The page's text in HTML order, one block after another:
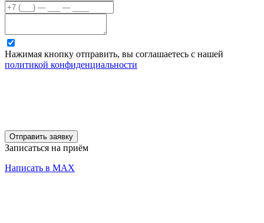
Нажимая кнопку отправить, вы соглашаетесь с нашей
политикой конфиденциальности
Отправить заявку
Записаться на приём
Написать в MAX